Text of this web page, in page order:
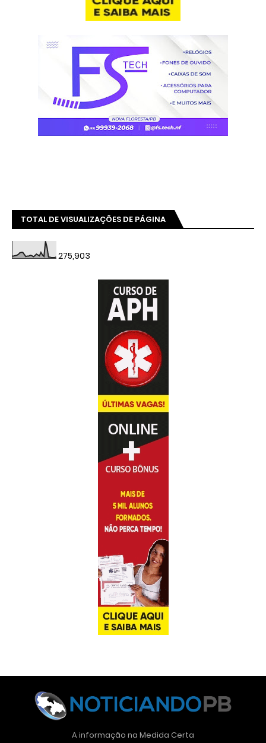
TOTAL DE VISUALIZAÇÕES DE PÁGINA
275,903
A informação na Medida Certa